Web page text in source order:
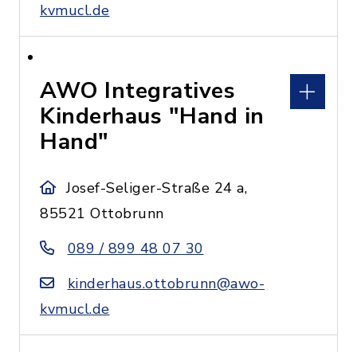
kvmucl.de
AWO Integratives
Kinderhaus "Hand in
Hand"
Josef-Seliger-Straße 24 a,
85521 Ottobrunn
089 / 899 48 07 30
kinderhaus.ottobrunn@awo-
kvmucl.de